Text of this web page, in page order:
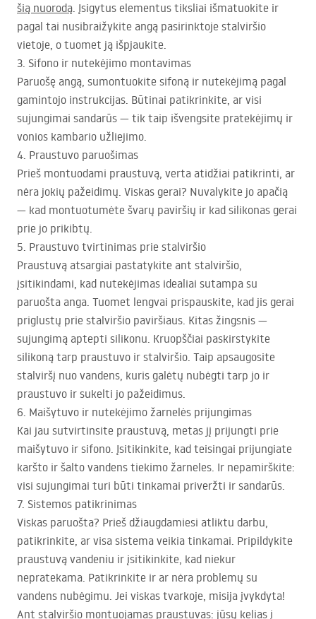
šią nuorodą. Įsigytus elementus tiksliai išmatuokite ir
pagal tai nusibraižykite angą pasirinktoje stalviršio
vietoje, o tuomet ją išpjaukite.
3. Sifono ir nutekėjimo montavimas
Paruošę angą, sumontuokite sifoną ir nutekėjimą pagal
gamintojo instrukcijas. Būtinai patikrinkite, ar visi
sujungimai sandarūs — tik taip išvengsite pratekėjimų ir
vonios kambario užliejimo.
4. Praustuvo paruošimas
Prieš montuodami praustuvą, verta atidžiai patikrinti, ar
nėra jokių pažeidimų. Viskas gerai? Nuvalykite jo apačią
— kad montuotumėte švarų paviršių ir kad silikonas gerai
prie jo prikibtų.
5. Praustuvo tvirtinimas prie stalviršio
Praustuvą atsargiai pastatykite ant stalviršio,
įsitikindami, kad nutekėjimas idealiai sutampa su
paruošta anga. Tuomet lengvai prispauskite, kad jis gerai
priglustų prie stalviršio paviršiaus. Kitas žingsnis —
sujungimą aptepti silikonu. Kruopščiai paskirstykite
silikoną tarp praustuvo ir stalviršio. Taip apsaugosite
stalviršį nuo vandens, kuris galėtų nubėgti tarp jo ir
praustuvo ir sukelti jo pažeidimus.
6. Maišytuvo ir nutekėjimo žarnelės prijungimas
Kai jau sutvirtinsite praustuvą, metas jį prijungti prie
maišytuvo ir sifono. Įsitikinkite, kad teisingai prijungiate
karšto ir šalto vandens tiekimo žarneles. Ir nepamirškite:
visi sujungimai turi būti tinkamai priveržti ir sandarūs.
7. Sistemos patikrinimas
Viskas paruošta? Prieš džiaugdamiesi atliktu darbu,
patikrinkite, ar visa sistema veikia tinkamai. Pripildykite
praustuvą vandeniu ir įsitikinkite, kad niekur
nepratekama. Patikrinkite ir ar nėra problemų su
vandens nubėgimu. Jei viskas tvarkoje, misija įvykdyta!
Ant stalviršio montuojamas praustuvas: jūsų kelias į